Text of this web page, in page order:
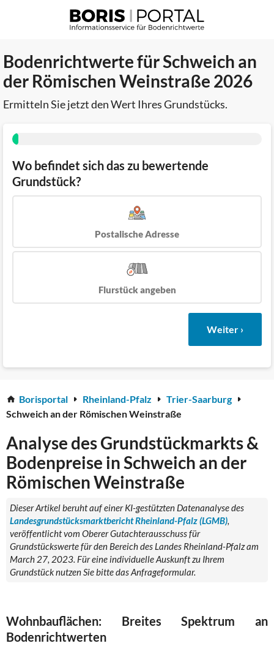
Bodenrichtwerte für Schweich an
der Römischen Weinstraße 2026
Ermitteln Sie jetzt den Wert Ihres Grundstücks.
Wo befindet sich das zu bewertende
Grundstück?
Postalische Adresse
Flurstück angeben
Weiter ›
Borisportal Rheinland-Pfalz
Trier-Saarburg
Schweich an der Römischen Weinstraße
Analyse des Grundstückmarkts &
Bodenpreise in Schweich an der
Römischen Weinstraße
Dieser Artikel beruht auf einer KI-gestützten Datenanalyse des
Landesgrundstücksmarktbericht Rheinland-Pfalz (LGMB),
veröffentlicht vom Oberer Gutachterausschuss für
Grundstückswerte für den Bereich des Landes Rheinland-Pfalz am
March 27, 2023. Für eine individuelle Auskunft zu Ihrem
Grundstück nutzen Sie bitte das Anfrageformular.
Wohnbauflächen: Breites Spektrum an
Bodenrichtwerten